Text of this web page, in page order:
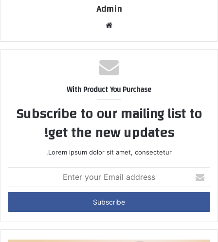
Admin
With Product You Purchase
Subscribe to our mailing list to
get the new updates!
Lorem ipsum dolor sit amet, consectetur.
your
Email